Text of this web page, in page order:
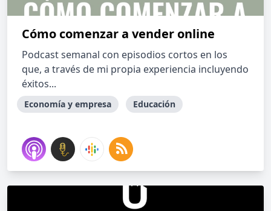
Cómo comenzar a vender online
Podcast semanal con episodios cortos en los
que, a través de mi propia experiencia incluyendo
éxitos...
Economía y empresa Educación